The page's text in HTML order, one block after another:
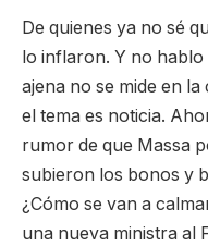
De quienes ya no sé
lo inflaron. Y no
ajena no se mide en
el tema es noticia.
rumor de que Massa
subieron los bonos y
¿Cómo se van a
una nueva ministra al